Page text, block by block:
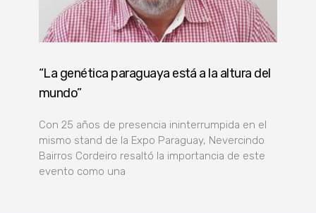
“La genética paraguaya está a la altura del
mundo”
Con 25 años de presencia ininterrumpida en el
mismo stand de la Expo Paraguay, Nevercindo
Bairros Cordeiro resaltó la importancia de este
evento como una